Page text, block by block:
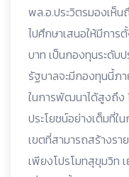
พล.อ.ประวิตรมองเห็
ไปศึกษาเสนอให้มีกา
บาท เป็นกองทุนระดับ
รัฐบาลจะมีกองทุนนี้ภ
ในการพัฒนาได้สูงถึง
ประโยชน์อย่างเต็มที่
เขตที่สามารถสร้างรา
เพียงโปรโมทสุขุมวิท